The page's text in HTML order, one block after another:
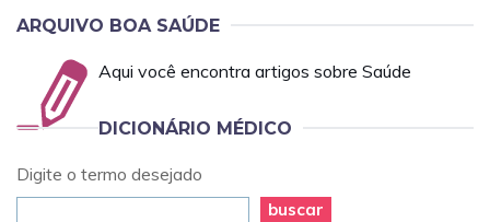
ARQUIVO BOA SAÚDE
Aqui você encontra artigos sobre Saúde
DICIONÁRIO MÉDICO
Digite o termo desejado
buscar